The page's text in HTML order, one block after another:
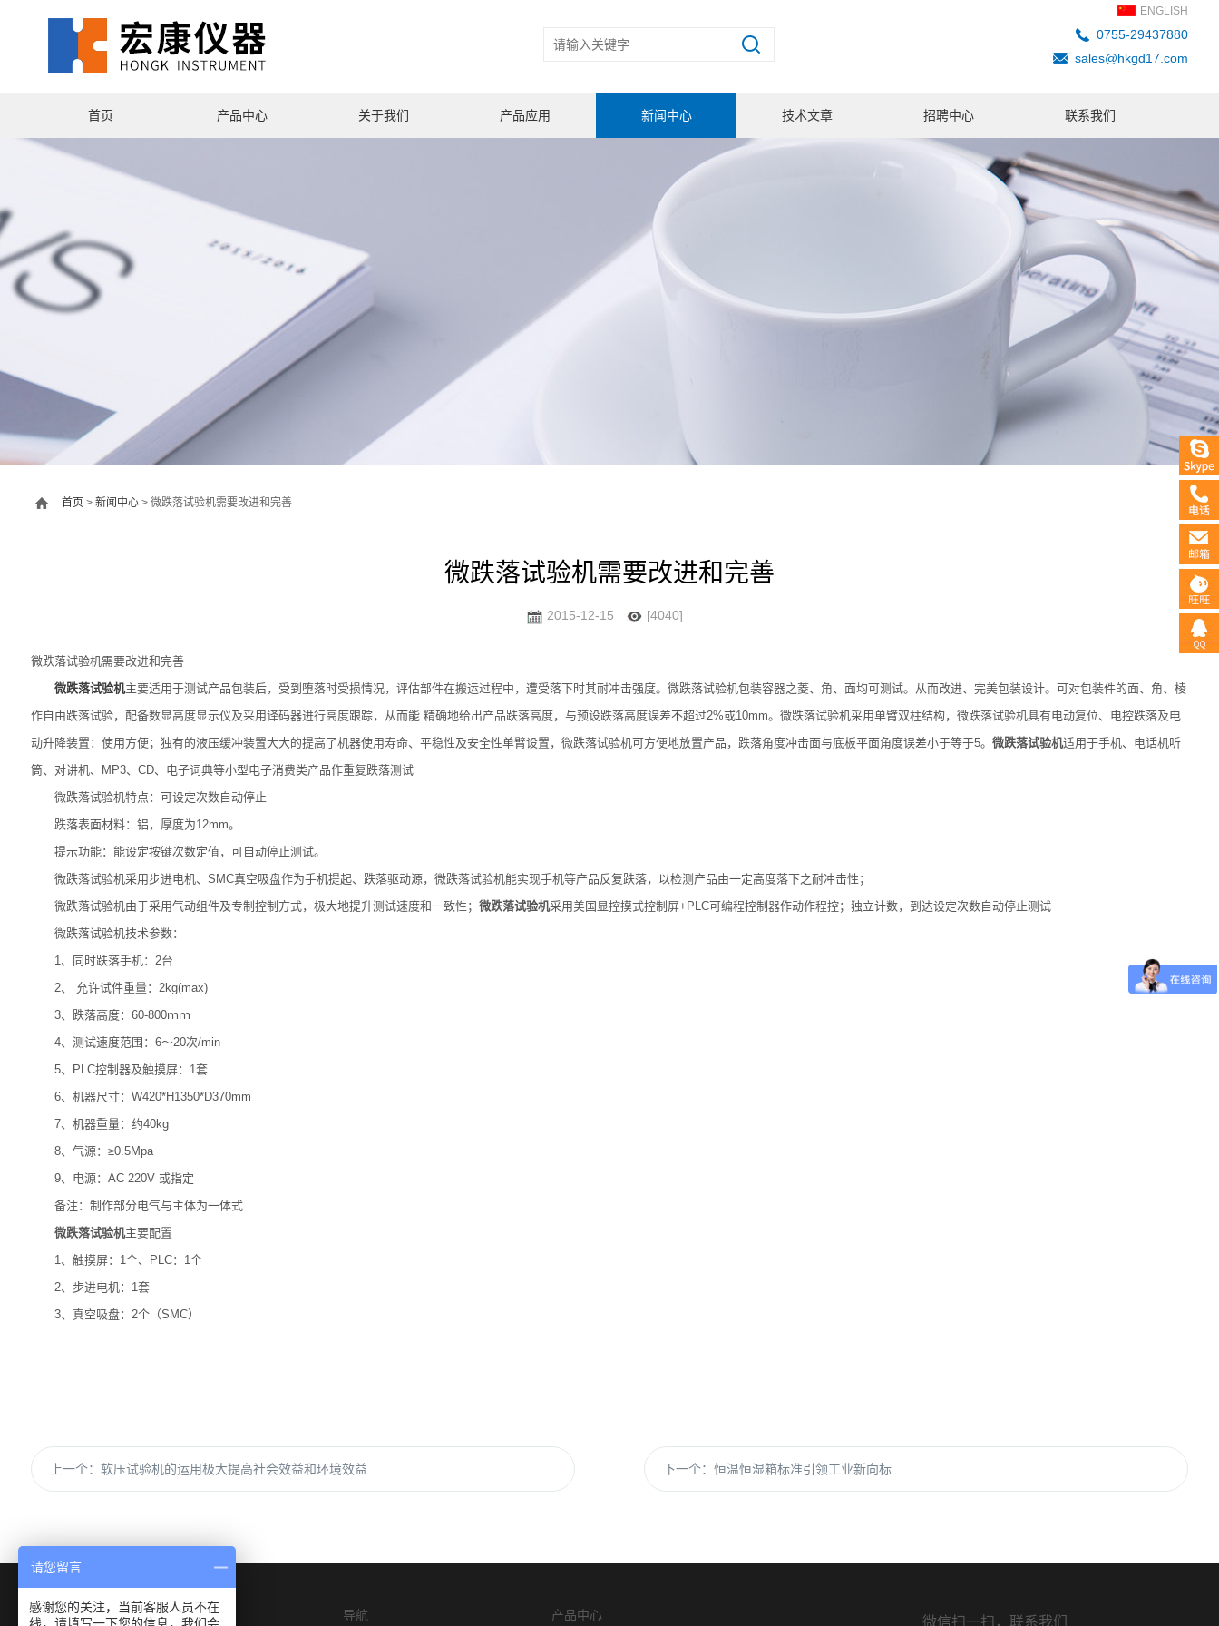
ENGLISH
0755-29437880
sales@hkgd17.com
首页 产品中心 关于我们 产品应用 新闻中心 技术文章 招聘中心 联系我们
首页 > 新闻中心> 微跌落试验机需要改进和完善
微跌落试验机需要改进和完善
2015-12-15 [4040]
微跌落试验机需要改进和完善
微跌落试验机主要适用于测试产品包装后，受到堕落时受损情况，评估部件在搬运过程中，遭受落下时其耐冲击强度。微跌落试验机包装容器之菱、角、面均可测试。从而改进、完美包装设计。可对包装件的面、角、棱
作自由跌落试验，配备数显高度显示仪及采用译码器进行高度跟踪，从而能 精确地给出产品跌落高度，与预设跌落高度误差不超过2%或10mm。微跌落试验机采用单臂双柱结构，微跌落试验机具有电动复位、电控跌落及电
动升降装置：使用方便；独有的液压缓冲装置大大的提高了机器使用寿命、平稳性及安全性单臂设置，微跌落试验机可方便地放置产品，跌落角度冲击面与底板平面角度误差小于等于5。 微跌落试验机适用于手机、电话机听
筒、对讲机、MP3、CD、电子词典等小型电子消费类产品作重复跌落测试
微跌落试验机特点：可设定次数自动停止
跌落表面材料：铝，厚度为12mm。
提示功能：能设定按键次数定值，可自动停止测试。
微跌落试验机采用步进电机、SMC真空吸盘作为手机提起、跌落驱动源，微跌落试验机能实现手机等产品反复跌落，以检测产品由一定高度落下之耐冲击性；
微跌落试验机由于采用气动组件及专制控制方式，极大地提升测试速度和一致性； 微跌落试验机采用美国显控摸式控制屏+PLC可编程控制器作动作程控；独立计数，到达设定次数自动停止测试
微跌落试验机技术参数：
1、同时跌落手机：2台
2、 允许试件重量：2kg(max)
3、跌落高度：60-800ｍｍ
4、测试速度范围：6～20次/min
5、PLC控制器及触摸屏：1套
6、机器尺寸：W420*H1350*D370mm
7、机器重量：约40kg
8、气源：≥0.5Mpa
9、电源：AC 220V 或指定
备注：制作部分电气与主体为一体式
微跌落试验机主要配置
1、触摸屏：1个、PLC：1个
2、步进电机：1套
3、真空吸盘：2个（SMC）
上一个： 软压试验机的运用极大提高社会效益和环境效益 下一个：恒温恒湿箱标准引领工业新向标
导航 产品中心 微信扫一扫，联系我们
请您留言
感谢您的关注，当前客服人员不在